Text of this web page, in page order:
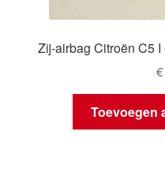
Zij-airbag Citroën C5
€
Toevoegen